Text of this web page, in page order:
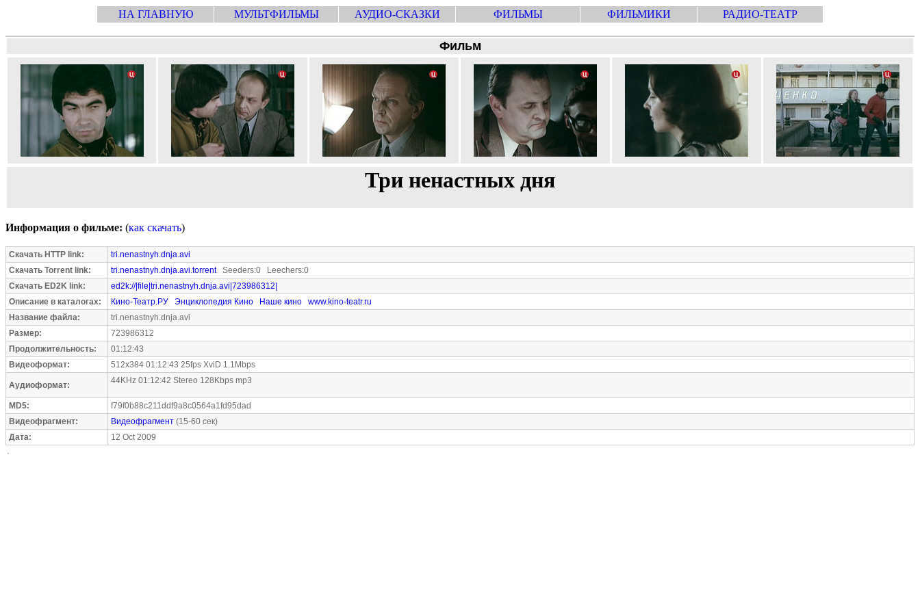
НА ГЛАВНУЮ МУЛЬТФИЛЬМЫ АУДИО-СКАЗКИ ФИЛЬМЫ ФИЛЬМИКИ РАДИО-ТЕАТР
Фильм
Три ненастных дня
Информация о фильме: (как скачать)
Скачать HTTP link:
tri.nenastnyh.dnja.avi
Скачать Torrent link:
tri.nenastnyh.dnja.avi.torrentSeeders:0 Leechers:0
Скачать ED2K link:
ed2k://|file|tri.nenastnyh.dnja.avi|723986312|
Описание в каталогах:
Кино-Театр.РУ Энциклопедия Кино Наше кино
www.kino-teatr.ru
Название файла:
tri.nenastnyh.dnja.avi
Размер:
723986312
Продолжительность:
01:12:43
Видеоформат:
512x384 01:12:43 25fps XviD 1.1Mbps
Аудиоформат: 44KHz 01:12:42 Stereo 128Kbps mp3
MD5:
f79f0b88c211ddf9a8c0564a1fd95dad
Видеофрагмент:
Видеофрагмент (15-60 сек)
Дата:
12 Oct 2009